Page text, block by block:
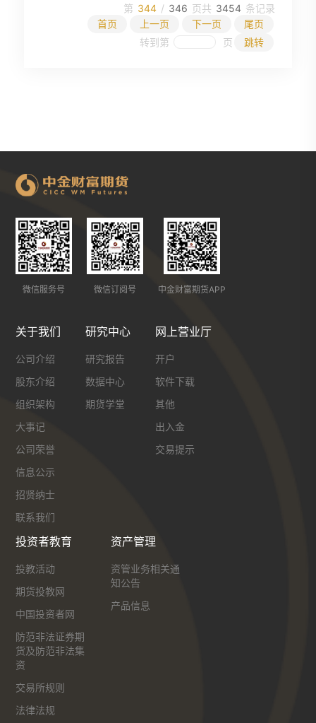
第 344 / 346 页共 3454 条记录
首页
上一页 下一页
尾页
转到第
页 跳转
微信服务号 微信订阅号 中金财富期货APP
关于我们
公司介绍
股东介绍
组织架构
大事记
公司荣誉
信息公示
招贤纳士
联系我们
研究中心
研究报告
数据中心
期货学堂
网上营业厅
开户
软件下载
其他
出入金
交易提示
投资者教育
投教活动
期货投教网
中国投资者网
防范非法证券期
货及防范非法集
资
交易所规则
法律法规
资产管理
资管业务相关通
知公告
产品信息